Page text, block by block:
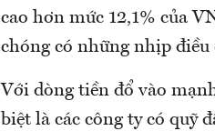
cao hơn mức 12,1% của
chóng có những nhịp
Với dòng tiền đổ vào
biệt là các công ty có quỹ